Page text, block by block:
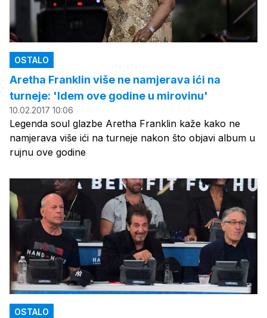
OSTALO
Aretha Franklin više ne namjerava ići na
turneje: 'Idem ove godine u mirovinu'
10.02.2017 10:06
Legenda soul glazbe Aretha Franklin kaže kako ne
namjerava više ići na turneje nakon što objavi album u
rujnu ove godine
OSTALO